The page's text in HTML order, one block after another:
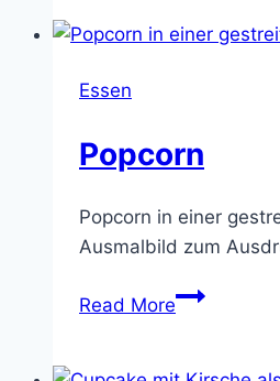
Essen
Popcorn
Popcorn in einer
Ausmalbild zum
Read MorePopcorn